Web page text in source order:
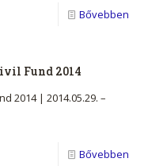
Bővebben
Fund 2014
2014 | 2014.05.29. –
Bővebben